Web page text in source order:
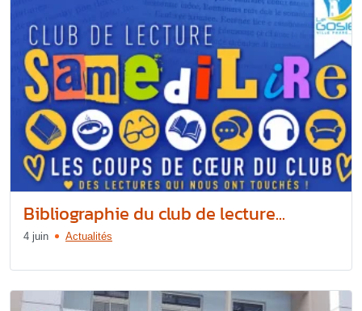
Bibliographie du club de lecture...
4 juin Actualités